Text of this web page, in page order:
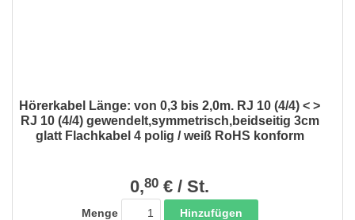
Hörerkabel Länge: von 0,3 bis 2,0m. RJ 10 (4/4) < >
RJ 10 (4/4) gewendelt,symmetrisch,beidseitig 3cm
glatt Flachkabel 4 polig / weiß RoHS konform
0,80 € / St.
Menge Hinzufügen